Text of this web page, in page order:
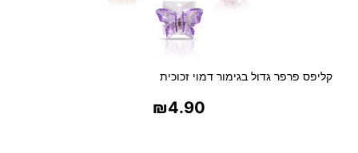
קליפס פרפר גדול בגימור דמוי זכוכית
₪4.90